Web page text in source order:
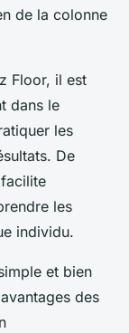
de la colonne
Floor, il est
dans le
les
De
les
individu.
et bien
des